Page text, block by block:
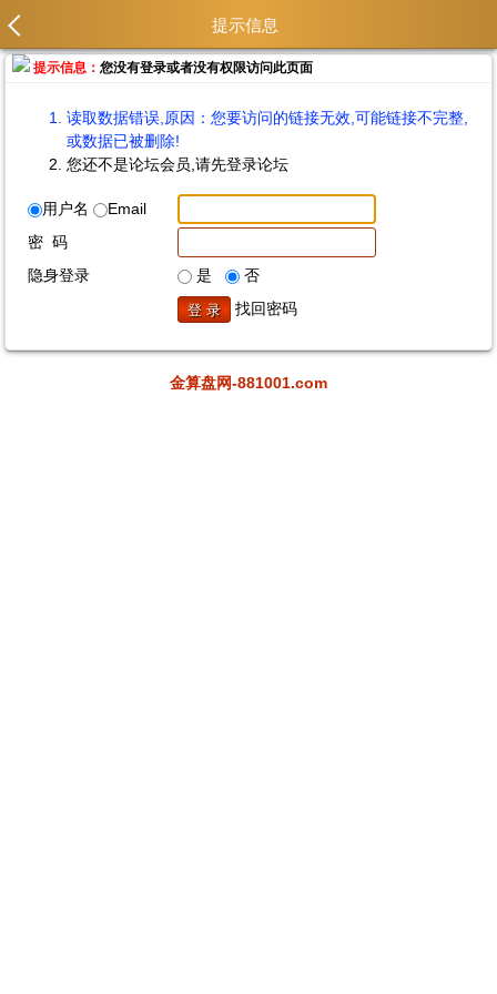
提示信息
提示信息：您没有登录或者没有权限访问此页面
读取数据错误,原因：您要访问的链接无效,可能链接不完整,
或数据已被删除!
您还不是论坛会员,请先登录论坛
用户名
Email
密 码
隐身登录
是
否
找回密码
金算盘网-881001.com